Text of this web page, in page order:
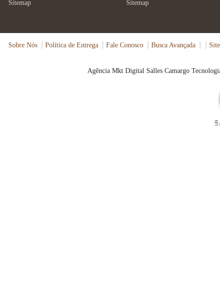
Sitemap
Sitemap
Sobre Nós Política de Entrega Fale Conosco Busca Avançada
Agência Mkt Digital Salles Camargo